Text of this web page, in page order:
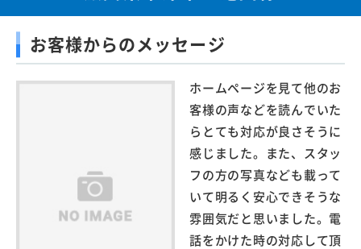
お客様からのメッセージ
ホームページを見て他のお
客様の声などを読んでいた
らとても対応が良さそうに
感じました。また、スタッ
フの方の写真なども載って
いて明るく安心できそうな
雰囲気だと思いました。電
話をかけた時の対応して頂